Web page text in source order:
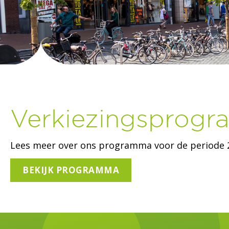
Lees meer over ons programma voor de periode
BEKIJK PROGRAMMA